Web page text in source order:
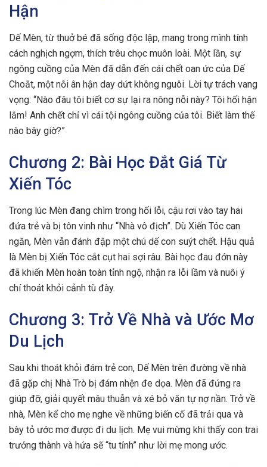
Hận
Dế Mèn, từ thuở bé đã sống độc lập, mang trong mình tính
cách nghịch ngợm, thích trêu chọc muôn loài. Một lần, sự
ngông cuồng của Mèn đã dẫn đến cái chết oan ức của Dế
Choắt, một nỗi ân hận day dứt không nguôi. Lời tự trách vang
vọng: “Nào đâu tôi biết cơ sự lại ra nông nỗi này? Tôi hối hận
lắm! Anh chết chỉ vì cái tội ngông cuồng của tôi. Biết làm thế
nào bây giờ?”
Chương 2: Bài Học Đắt Giá Từ
Xiến Tóc
Trong lúc Mèn đang chìm trong hối lỗi, cậu rơi vào tay hai
đứa trẻ và bị tôn vinh như “Nhà vô địch”. Dù Xiến Tóc can
ngăn, Mèn vẫn đánh đập một chú dế con suýt chết. Hậu quả
là Mèn bị Xiến Tóc cắt cụt hai sợi râu. Bài học đau đớn này
đã khiến Mèn hoàn toàn tỉnh ngộ, nhận ra lỗi lầm và nuôi ý
chí thoát khỏi cảnh tù đày.
Chương 3: Trở Về Nhà và Ước Mơ
Du Lịch
Sau khi thoát khỏi đám trẻ con, Dế Mèn trên đường về nhà
đã gặp chị Nhà Trò bị đám nhện đe dọa. Mèn đã đứng ra
giúp đỡ, giải quyết mâu thuẫn và xé bỏ văn tự nợ nần. Trở về
nhà, Mèn kể cho mẹ nghe về những biến cố đã trải qua và
bày tỏ ước mơ được đi du lịch. Mẹ vui mừng khi thấy con trai
trưởng thành và hứa sẽ “tu tỉnh” như lời mẹ mong ước.